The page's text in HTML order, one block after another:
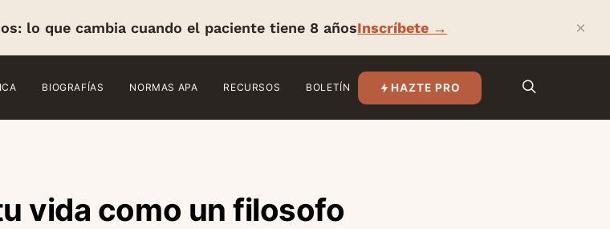
lo que cambia cuando el paciente tiene 8 añosInscríbete → ×
BIOGRAFÍAS NORMAS APA RECURSOS BOLETÍN HAZTE PRO
vida como un filosofo